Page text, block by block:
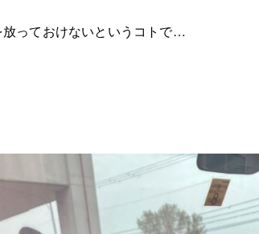
放っておけないというコトで…